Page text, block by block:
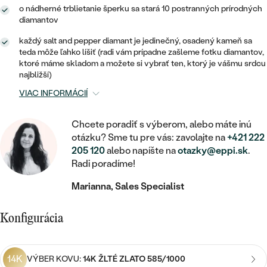
RUČNE RYTÉ
SVADOBNÉ SETY
PODĽA CENY
CENOVO DOSTUPNÉ
LUXUSNÉ
ZAČAŤ S DIAMANTOM
ZAČAŤ S FAREBNÝM DIAMANTOM
PODĽA DRAHOKAMU
DIAMANT
LAB GROWN DIAMANT
MOISSANIT
FAREBNÝ DIAMANT
DETSKÉ ŠPERKY
BROŠNE
DOPLNKY
ZLATÉ
STRIEBORNÉ
S DIAMANTMI
DETSKÉ
PIERCING
PODĽA DRAHOKAMU
S DIAMANTMI
S DRAHOKAMAMI
S PERLAMI
CENOVO DOSTUPNÉ
LUXUSNÉ
MEDAILÓNY
RETIAZKY
V TVARE SRDCA
PODĽA DRAHOKAMU
S DIAMANTMI
S PERLAMI
PODĽA CENY
PERSONALIZOVANÉ
PODĽA DRAHOKAMU
S DIAMANTMI
S DRAHOKAMAMI
S PERLAMI
PODĽA CENY
CENOVO DOSTUPNÉ
o nádherné trblietanie šperku sa stará 10 postranných prírodných
diamantov
každý salt and pepper diamant je jedinečný, osadený kameň sa
teda môže ľahko líšiť (radi vám prípadne zašleme fotku diamantov,
ktoré máme skladom a možete si vybrať ten, ktorý je vášmu srdcu
najbližší)
VIAC INFORMÁCIÍ
Chcete poradiť s výberom, alebo máte inú
otázku? Sme tu pre vás: zavolajte na+421 222
205 120alebo napíšte naotazky@eppi.sk.
Radi poradíme!
Marianna, Sales Specialist
Konfigurácia
14K VÝBER KOVU:14K ŽLTÉ ZLATO 585/1000